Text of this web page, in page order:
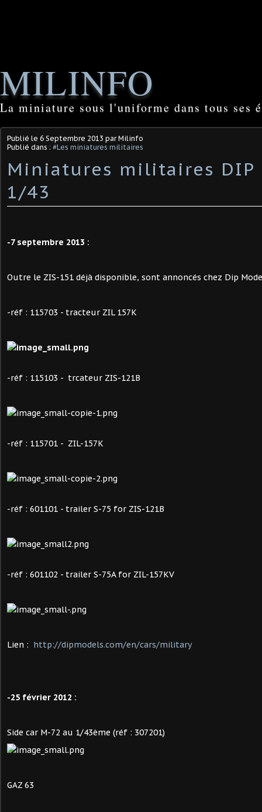
MILINFO
La miniature sous l'uniforme dans tous ses
Publié le 6 Septembre 2013 par Milinfo
Publié dans : #Les miniatures militaires
Miniatures militaires DIP
1/43
-7 septembre 2013 :
Outre le ZIS-151 déjà disponible, sont annoncés chez Dip
-réf : 115703 - tracteur ZIL 157К
-réf : 115103 - trcateur ZIS-121B
-réf : 115701 - ZIL-157K
-réf : 601101 - trailer S-75 for ZIS-121B
-réf : 601102 - trailer S-75A for ZIL-157KV
Lien : http://dipmodels.com/en/cars/military
-25 février 2012 :
Side car M-72 au 1/43ème (réf : 307201)
GAZ 63